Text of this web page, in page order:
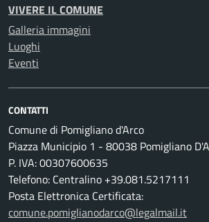
VIVERE IL COMUNE
Galleria immagini
Luoghi
Eventi
CONTATTI
Comune di Pomigliano d'Arco
Piazza Municipio 1 - 80038 Pomigliano
P. IVA: 00307600635
Telefono: Centralino +39.081.5217111
Posta Elettronica Certificata:
comune.pomiglianodarco@legalmail.it